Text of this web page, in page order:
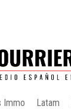
Immo Latam